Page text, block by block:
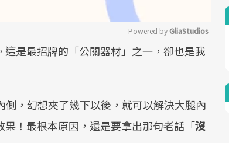
Powered by GliaStudios
是最招牌的「公關器材」之一，卻也是我
，幻想夾了幾下以後，就可以解決大腿內
！最根本原因，還是要拿出那句老話「沒